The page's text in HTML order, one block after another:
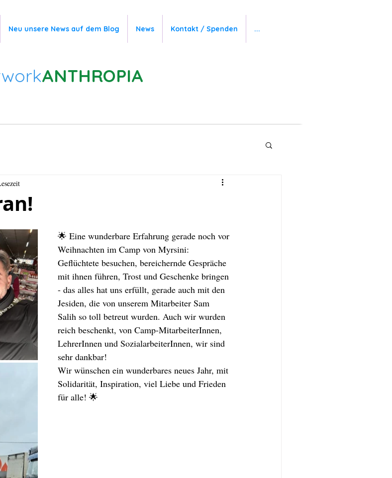
Neu unsere News auf dem Blog News Kontakt / Spenden ...
ANTHROPIA
🌟 Eine wunderbare Erfahrung gerade noch vor
Weihnachten im Camp von Myrsini:
Geflüchtete besuchen, bereichernde Gespräche
mit ihnen führen, Trost und Geschenke bringen
- das alles hat uns erfüllt, gerade auch mit den
Jesiden, die von unserem Mitarbeiter Sam
Salih so toll betreut wurden. Auch wir wurden
reich beschenkt, von Camp-MitarbeiterInnen,
LehrerInnen und SozialarbeiterInnen, wir sind
sehr dankbar!
Wir wünschen ein wunderbares neues Jahr, mit
Solidarität, Inspiration, viel Liebe und Frieden
für alle! 🌟